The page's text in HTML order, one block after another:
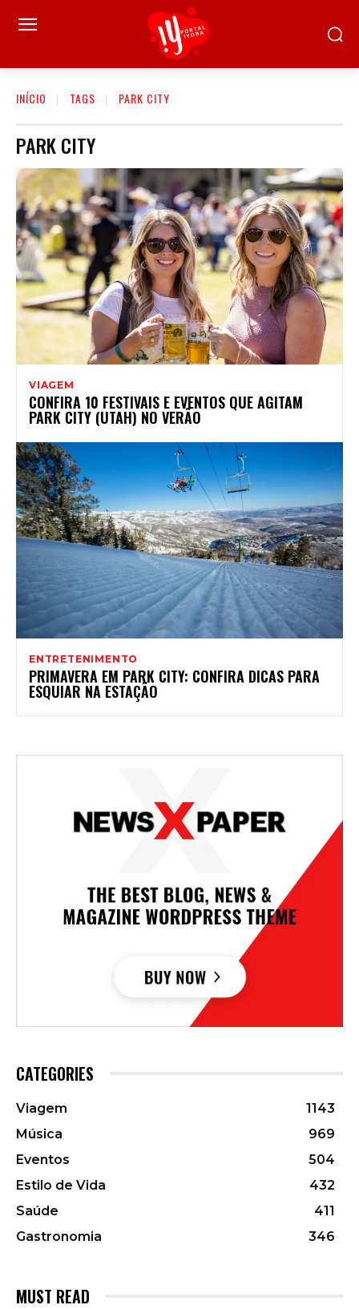
INÍCIO TAGS PARK CITY
PARK CITY
VIAGEM
CONFIRA 10 FESTIVAIS E EVENTOS QUE AGITAM
PARK CITY (UTAH) NO VERÃO
ENTRETENIMENTO
PRIMAVERA EM PARK CITY: CONFIRA DICAS PARA
ESQUIAR NA ESTAÇÃO
CATEGORIES
Viagem
1143
Música
969
Eventos
504
Estilo de Vida
432
Saúde
411
Gastronomia
346
MUST READ